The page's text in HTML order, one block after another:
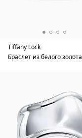
Tiffany Lock
Браслет из белого золота